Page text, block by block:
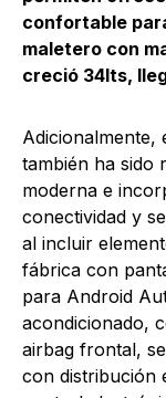
confortable
maletero con
creció 34lts,
Adicionalmente,
también ha sido
moderna e
conectividad y
al incluir
fábrica con
para Android
acondicionado,
airbag frontal,
con distribución